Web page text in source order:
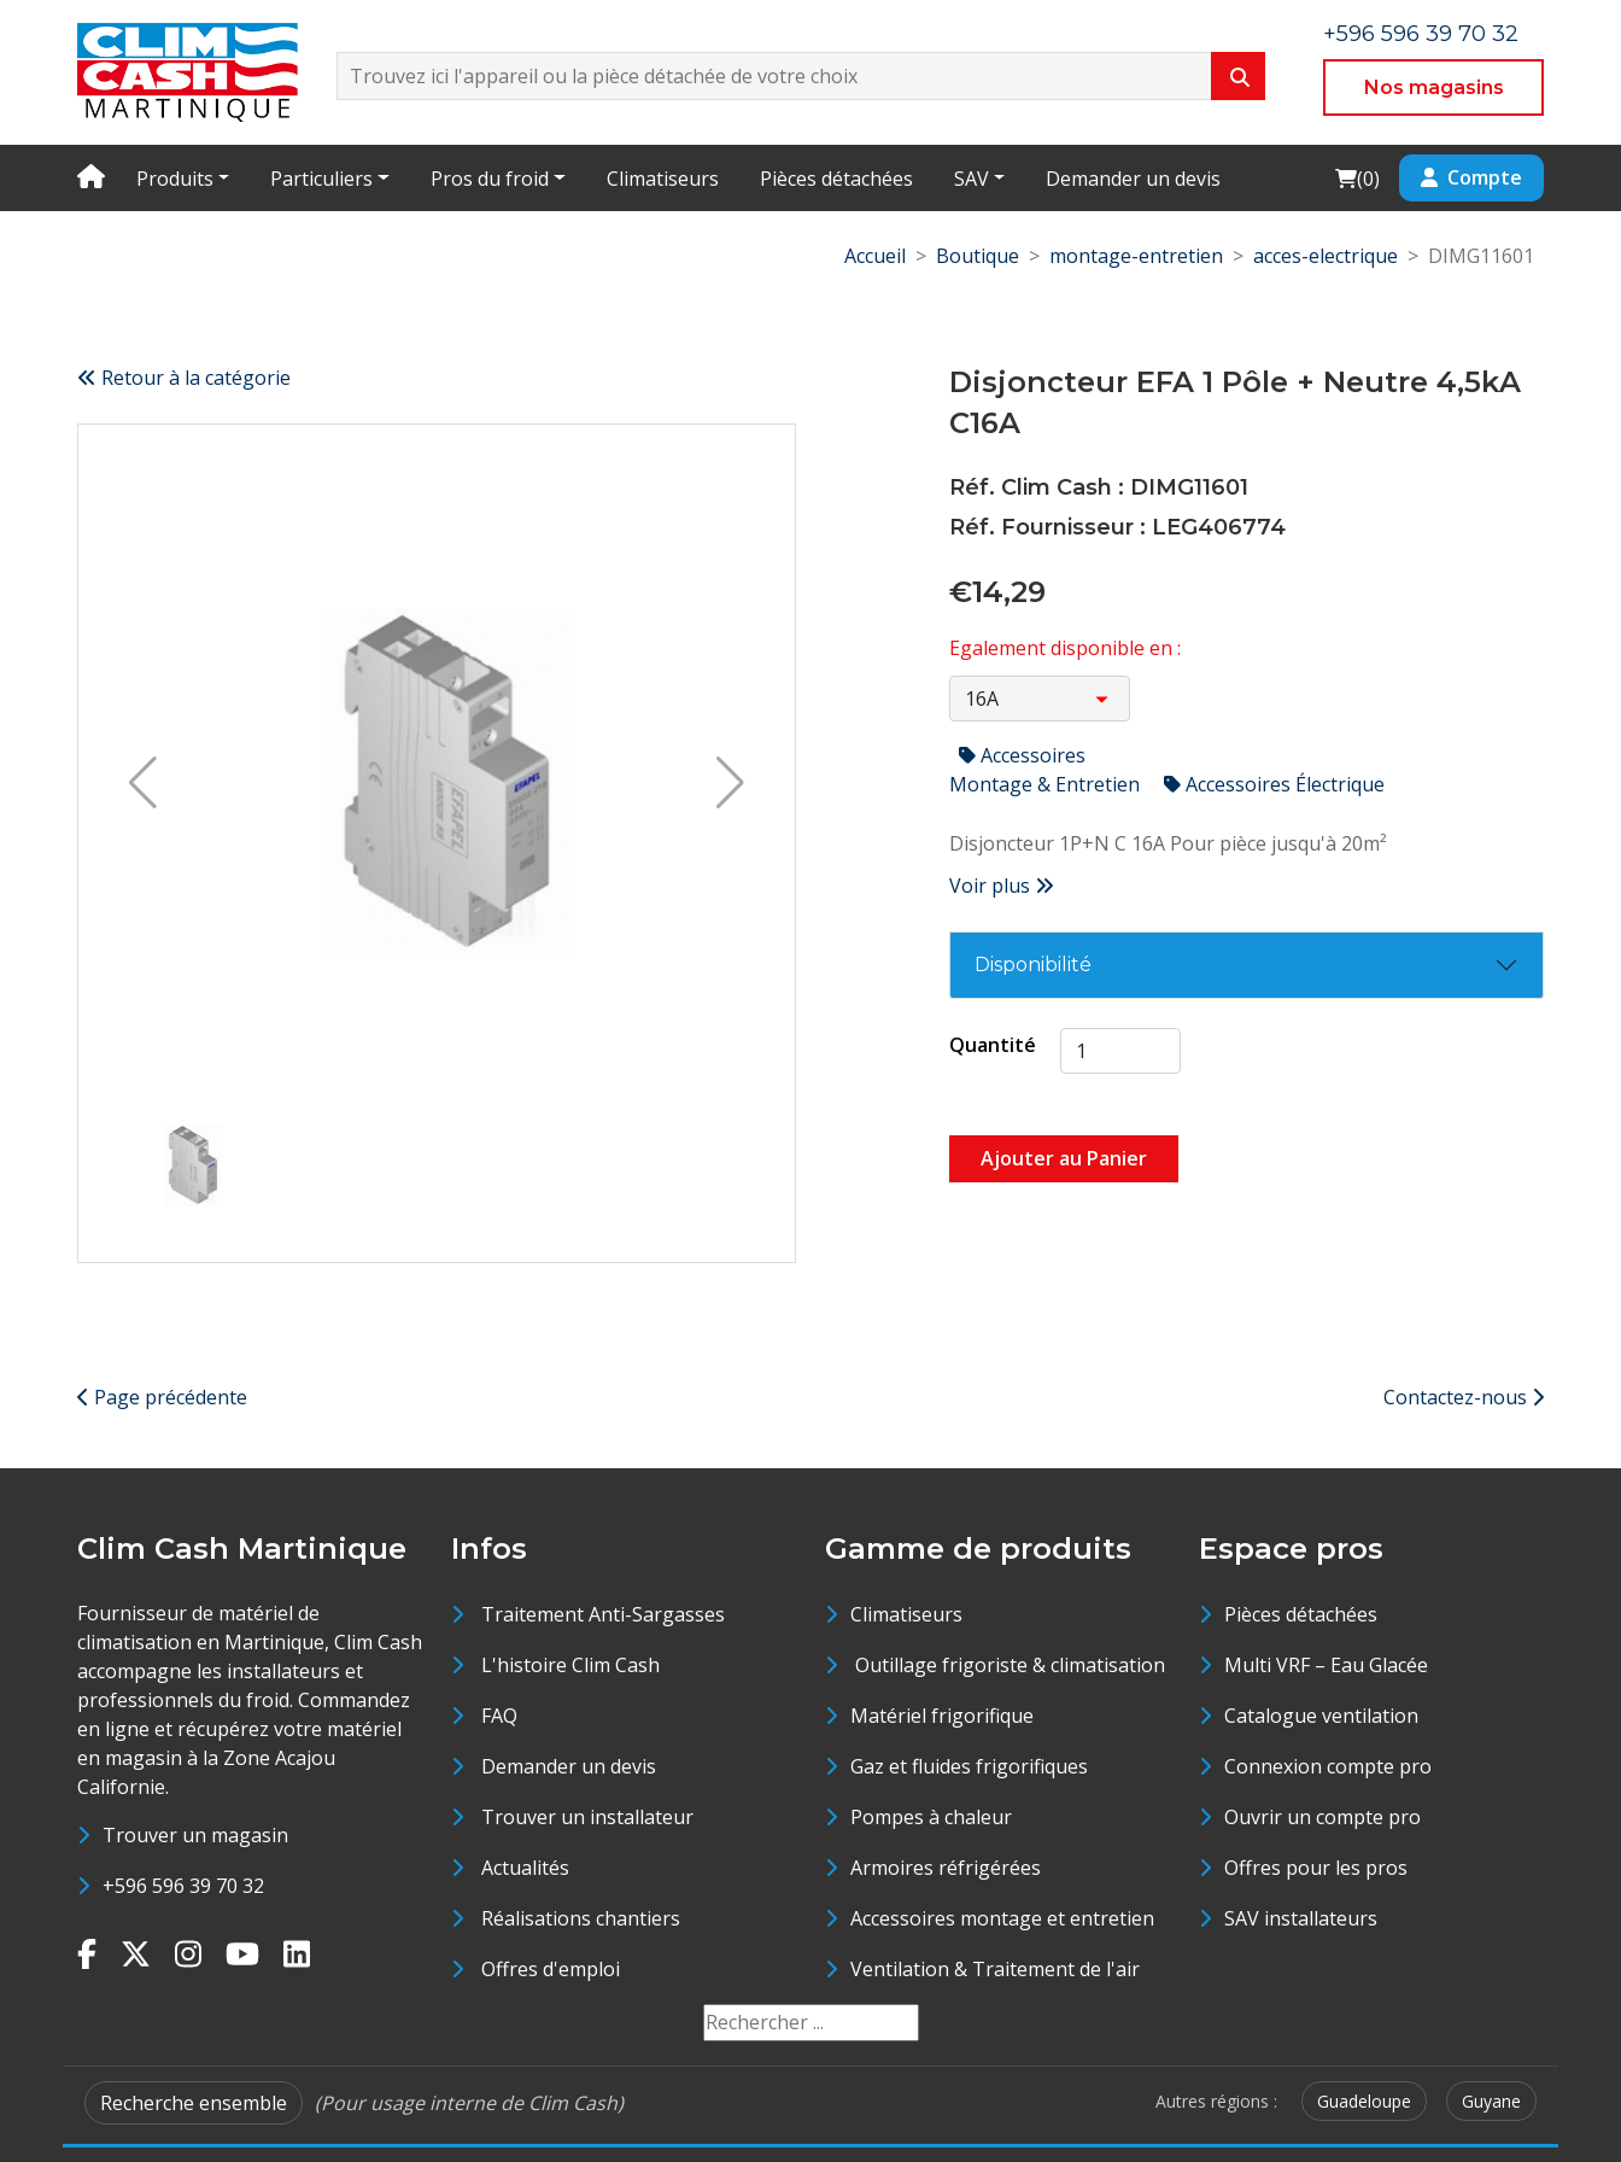
+596 596 39 70 32
Nos magasins
Produits Particuliers Pros du froid Climatiseurs Pièces détachées SAV Demander un devis Cart
(0) Compte
Accueil Boutique montage-entretien acces-electrique DIMG11601
Retour à la catégorie
Disjoncteur EFA 1 Pôle + Neutre 4,5kA
C16A
Réf. Clim Cash : DIMG11601
Réf. Fournisseur : LEG406774
€14,29
Egalement disponible en :
Accessoires
Montage & Entretien
Accessoires Électrique
Disjoncteur 1P+N C 16A Pour pièce jusqu'à 20m²
Voir plus
Disponibilité
Quantité
Ajouter au Panier
Page précédente Contactez-nous
Clim Cash Martinique
Fournisseur de matériel de
climatisation en Martinique, Clim Cash
accompagne les installateurs et
professionnels du froid. Commandez
en ligne et récupérez votre matériel
en magasin à la Zone Acajou
Californie.
Trouver un magasin
+596 596 39 70 32
Infos
Traitement Anti-Sargasses
L'histoire Clim Cash
FAQ
Demander un devis
Trouver un installateur
Actualités
Réalisations chantiers
Offres d'emploi
Gamme de produits
Climatiseurs
Outillage frigoriste & climatisation
Matériel frigorifique
Gaz et fluides frigorifiques
Pompes à chaleur
Armoires réfrigérées
Accessoires montage et entretien
Ventilation & Traitement de l'air
Espace pros
Pièces détachées
Multi VRF – Eau Glacée
Catalogue ventilation
Connexion compte pro
Ouvrir un compte pro
Offres pour les pros
SAV installateurs
Recherche ensemble (Pour usage interne de Clim Cash) Autres régions : Guadeloupe Guyane